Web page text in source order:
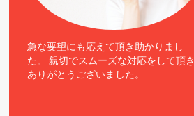
急な要望にも応えて頂き助かりまし
た。
親切でスムーズな対応をして頂き
ありがとうございました。